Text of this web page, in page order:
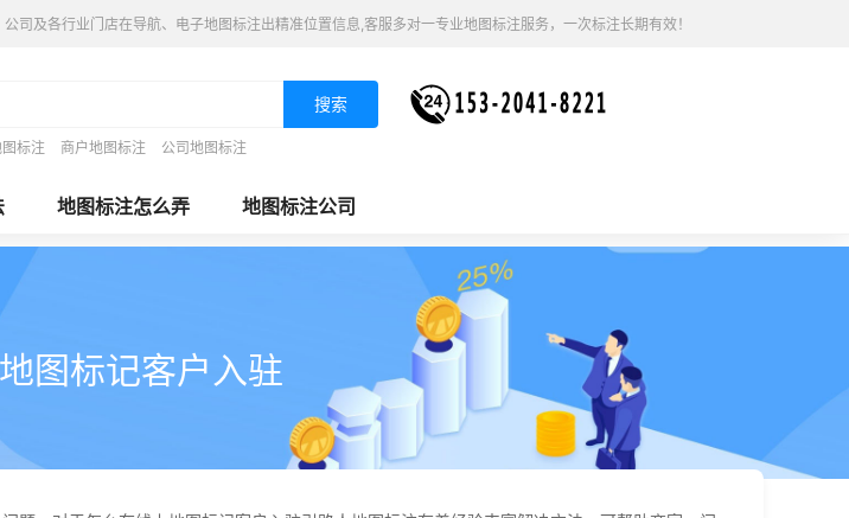
及各行业门店在导航、电子地图标注出精准位置信息,客服多对一专业地图标注服务，一次标注长期有效！
搜索
标注 商户地图标注 公司地图标注
地图标注怎么弄 地图标注公司
图标记客户入驻